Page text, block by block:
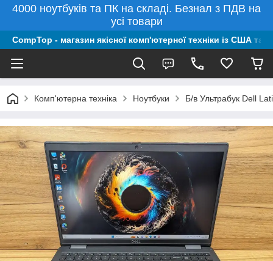
4000 ноутбуків та ПК на складі. Безнал з ПДВ на
усі товари
CompTop - магазин якісної комп'ютерної техніки із США та
Комп'ютерна техніка Ноутбуки Б/в Ультрабук Dell